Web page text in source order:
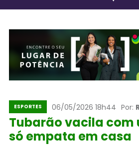
ESPORTES 06/05/2026 18h44 Por:
Tubarão vacila com
só empata em casa